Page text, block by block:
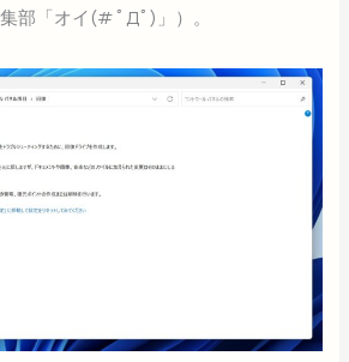
部「オイ(# ﾟДﾟ)」）。